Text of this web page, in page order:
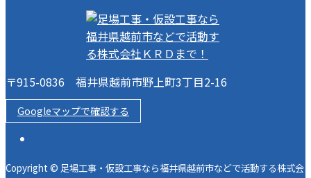
〒915-0836 福井県越前市野上町3丁目2-16
Googleマップで確認する
Copyright © 足場工事・仮設工事なら福井県越前市などで活動する株式会